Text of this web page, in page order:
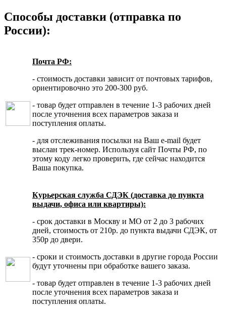
Способы доставки (отправка по
России):
Почта РФ:
- стоимость доставки зависит от почтовых тарифов,
ориентировочно это 200-300 руб.
- товар будет отправлен в течение 1-3 рабочих дней
после уточнения всех параметров заказа и
поступления оплаты.
- для отслеживания посылки на Ваш e-mail будет
выслан трек-номер. Используя сайт Почты РФ, по
этому коду легко проверить, где сейчас находится
Ваша покупка.
Курьерская служба СДЭК (доставка до пункта
выдачи, офиса или квартиры):
- срок доставки в Москву и МО от 2 до 3 рабочих
дней, стоимость от 210р. до пункта выдачи СДЭК, от
350р до двери.
- сроки и стоимость доставки в другие города России
будут уточнены при обработке вашего заказа.
- товар будет отправлен в течение 1-3 рабочих дней
после уточнения всех параметров заказа и
поступления оплаты.